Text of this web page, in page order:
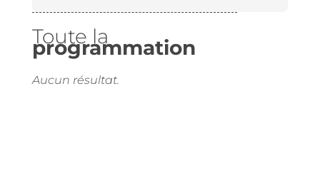
Toute la
programmation
Aucun résultat.